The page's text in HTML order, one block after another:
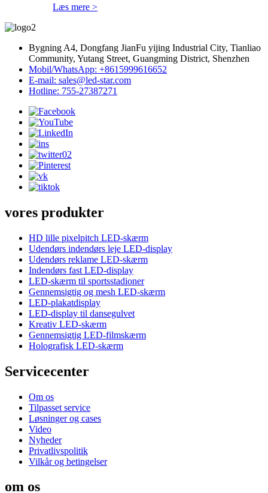
Læs mere >
Bygning A4, Dongfang JianFu yijing Industrial City, Tianliao
Community, Yutang Street, Guangming District, Shenzhen
Mobil/WhatsApp: +8615999616652
E-mail: sales@led-star.com
Hotline: 755-27387271
vores produkter
HD lille pixelpitch LED-skærm
Udendørs indendørs leje LED-display
Udendørs reklame LED-skærm
Indendørs fast LED-display
LED-skærm til sportsstadioner
Gennemsigtig og mesh LED-skærm
LED-plakatdisplay
LED-display til dansegulvet
Kreativ LED-skærm
Gennemsigtig LED-filmskærm
Holografisk LED-skærm
Servicecenter
Om os
Tilpasset service
Løsninger og cases
Video
Nyheder
Privatlivspolitik
Vilkår og betingelser
om os